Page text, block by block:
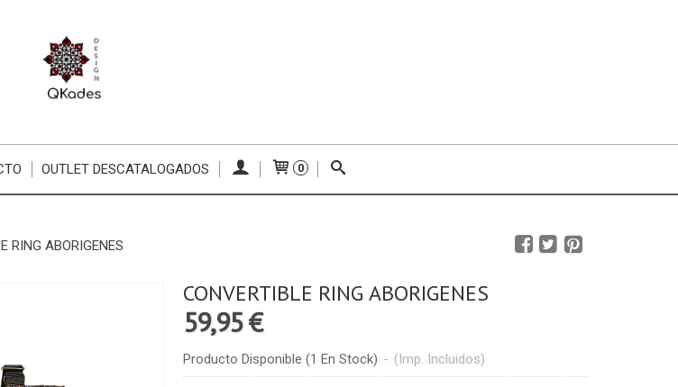
OUTLET DESCATALOGADOS 0
RING ABORIGENES
CONVERTIBLE RING ABORIGENES
59,95 €
Producto Disponible (1 En Stock) - (Imp. Incluidos)